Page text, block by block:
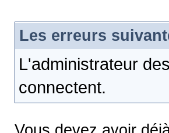
Les erreurs
L'administrateur
connectent.